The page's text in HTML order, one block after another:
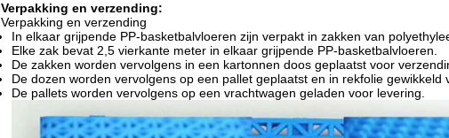
Verpakking en verzending:
Verpakking en verzending
In elkaar grijpende PP-basketbalvloeren zijn verpakt in zakken van
Elke zak bevat 2,5 vierkante meter in elkaar grijpende PP-basketbalvloeren.
De zakken worden vervolgens in een kartonnen doos geplaatst voor
De dozen worden vervolgens op een pallet geplaatst en in rekfolie gewikkeld
De pallets worden vervolgens op een vrachtwagen geladen voor levering.